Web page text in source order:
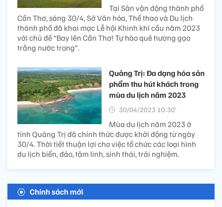
Tại Sân vận động thành phố
Cần Thơ, sáng 30/4, Sở Văn hóa, Thể thao và Du lịch
thành phố đã khai mạc Lễ hội Khinh khí cầu năm 2023
với chủ đề “Bay lên Cần Thơ! Tự hào quê hương gạo
trắng nước trong”.
Quảng Trị: Đa dạng hóa sản
phẩm thu hút khách trong
mùa du lịch năm 2023
30/04/2023 10:30’
Mùa du lịch năm 2023 ở
tỉnh Quảng Trị đã chính thức được khởi động từ ngày
30/4. Thời tiết thuận lợi cho việc tổ chức các loại hình
du lịch biển, đảo, tâm linh, sinh thái, trải nghiệm.
Chính sách mới